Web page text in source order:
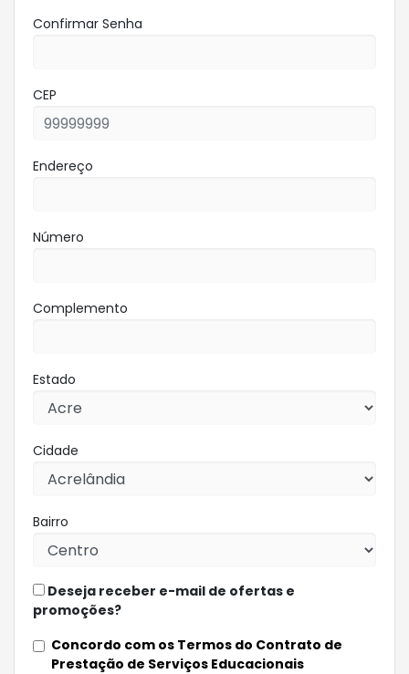
Confirmar Senha
CEP
Endereço
Número
Complemento
Estado
Cidade
Bairro
Deseja receber e-mail de ofertas e
promoções?
Concordo com os Termos do Contrato de
Prestação de Serviços Educacionais